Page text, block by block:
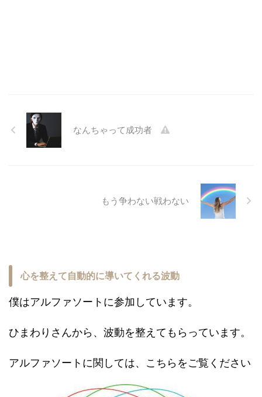
なんちゃって成功者
もう争わない戦わない
心を整えて自動的に導いてくれる波動
僕はアルファソートに参加しています。
ひまわりさんから、波動を整えてもらっています。
アルファソートに関しては、こちらをご覧ください